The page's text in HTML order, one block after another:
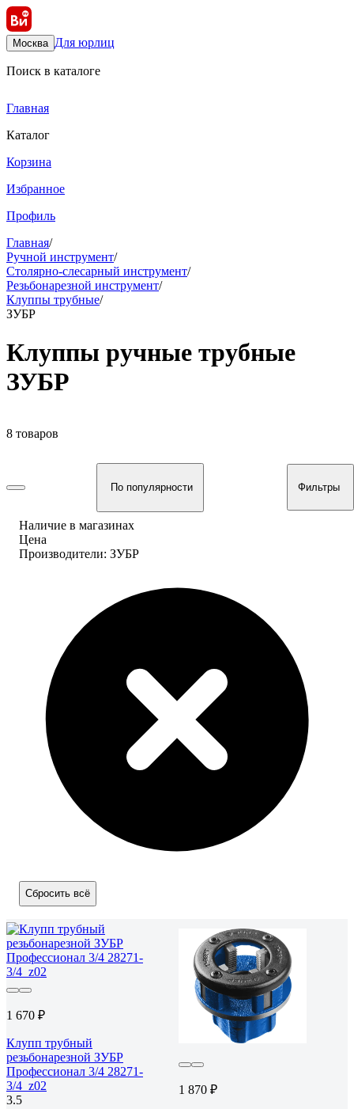
Москва Для юрлиц
Поиск в каталоге
Главная
Каталог
Корзина
Избранное
Профиль
Главная/
Ручной инструмент/
Столярно-слесарный инструмент/
Резьбонарезной инструмент/
Клуппы трубные/
ЗУБР
Клуппы ручные трубные
ЗУБР
8 товаров
По популярности Фильтры
Наличие в магазинах
Цена
Производители: ЗУБР
Сбросить всё
1 670 ₽
Клупп трубный
резьбонарезной ЗУБР
Профессионал 3/4 28271-
3/4_z02
3.5
1 870 ₽